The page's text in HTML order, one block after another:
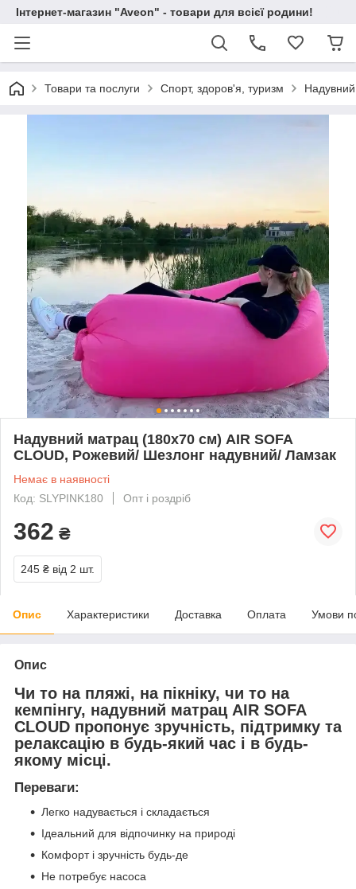
Інтернет-магазин "Aveon" - товари для всієї родини!
Товари та послуги Спорт, здоров'я, туризм
Надувний матрац (180х70 см) AIR SOFA
CLOUD, Рожевий/ Шезлонг надувний/ Ламзак
Немає в наявності
Код: SLYPINK180
Опт і роздріб
362 ₴
245 ₴ від 2 шт.
Опис Характеристики Доставка Оплата Умови
Опис
Чи то на пляжі, на пікніку, чи то на
кемпінгу, надувний матрац AIR SOFA
CLOUD пропонує зручність, підтримку та
релаксацію в будь-який час і в будь-
якому місці.
Переваги:
Легко надувається і складається
Ідеальний для відпочинку на природі
Комфорт і зручність будь-де
Не потребує насоса